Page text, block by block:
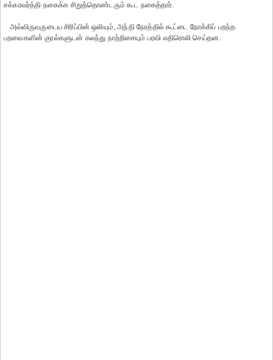
சக்கரவர்த்தி நகைக்க சிறுத்தொண்டரும் கூட நகைத்தார்.
அவ்விருவருடைய சிரிப்பின் ஒலியும், அந்தி நேரத்தில் கூட்டை நோக்கிப் பறந்த
பறவைகளின் குரல்களுடன் கலந்து நாற்றிசையும் பரவி எதிரொலி செய்தன.